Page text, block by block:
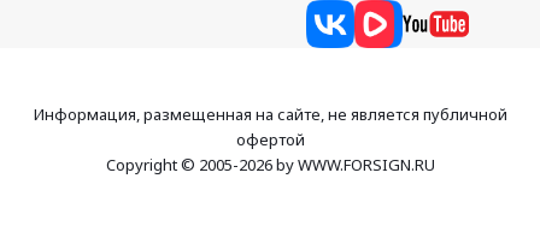
Информация, размещенная на сайте, не является публичной
офертой
Copyright © 2005-2026 by WWW.FORSIGN.RU